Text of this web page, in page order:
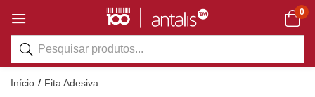
0
Início Fita Adesiva